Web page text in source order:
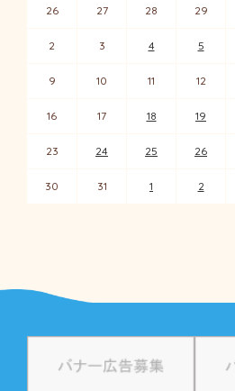
26 27 28 29
2 3 4 5
9 10 11 12
16 17 18 19
23 24 25 26
30 31 1 2